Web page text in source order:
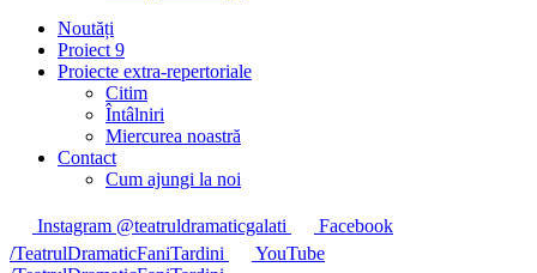
Noutăți
Proiect 9
Proiecte extra-repertoriale
Citim
Întâlniri
Miercurea noastră
Contact
Cum ajungi la noi
Instagram @teatruldramaticgalati
Facebook
/TeatrulDramaticFaniTardini
YouTube